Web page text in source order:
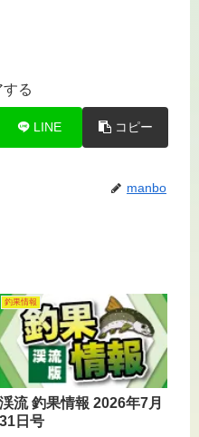
する
LINE コピー
manbo
釣果情報
渓流 釣果情報 2026年7月
31日号